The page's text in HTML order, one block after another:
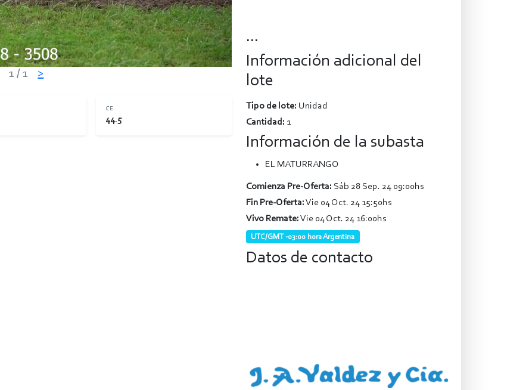
1 / 1 >
CE
44.5
...
Información adicional del
lote
Tipo de lote: Unidad
Cantidad: 1
Información de la subasta
EL MATURRANGO
Comienza Pre-Oferta: Sáb 28 Sep. 24 09:00hs
Fin Pre-Oferta:Vie 04 Oct. 24 15:50hs
Vivo Remate:Vie 04 Oct. 24 16:00hs
UTC/GMT -03:00 hora Argentina
Datos de contacto